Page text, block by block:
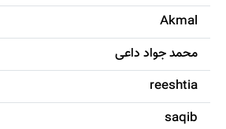
Akmal
محمد جواد داعی
reeshtia
saqib